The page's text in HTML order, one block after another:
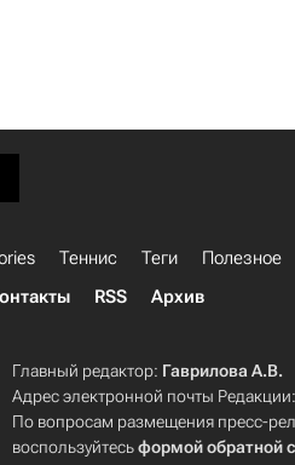
Теннис Теги
Полезное
RSS Архив
Главный редактор: Гаврилова А.В.
Адрес электронной почты Редакции:
По вопросам размещения пресс-
воспользуйтесьформой обратной